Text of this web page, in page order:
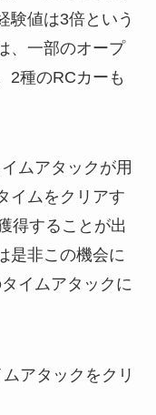
験値は3倍という
、一部のオープ
2種のRCカーも
ムアタックが用
イムをクリアす
得することが出
是非この機会に
イムアタックに
アタックをクリ